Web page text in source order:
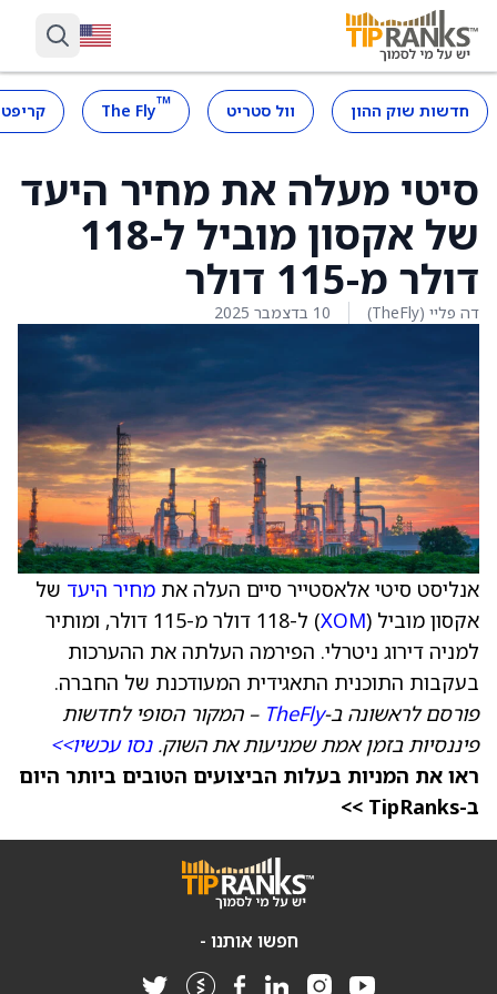
חדשות שוק ההון וול סטריט ™
The Fly
סיטי מעלה את מחיר היעד
של אקסון מוביל ל-118
דולר מ-115 דולר
דה פליי (TheFly) 10 בדצמבר 2025
אנליסט סיטי אלאסטייר סיים העלה את מחיר היעד של
אקסון מוביל (XOM
) ל-118 דולר מ-115 דולר, ומותיר
למניה דירוג ניטרלי. הפירמה העלתה את ההערכות
בעקבות התוכנית התאגידית המעודכנת של החברה.
פורסם לראשונה ב-TheFly – המקור הסופי לחדשות
פיננסיות בזמן אמת שמניעות את השוק.נסו עכשיו>>
ראו את המניות בעלות הביצועים הטובים ביותר היום
ב-TipRanks >>
חפשו אותנו -